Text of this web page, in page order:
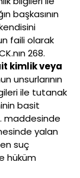
başkasının
faili olarak
268.
kimlik veya
unsurlarının
ile tutanak
basit
maddesinde
yalan
suç
hüküm